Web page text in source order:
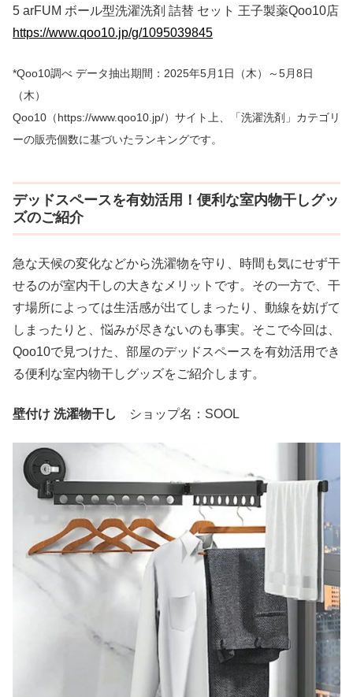
5 arFUM ボール型洗濯洗剤 詰替 セット 王子製薬Qoo10店
https://www.qoo10.jp/g/1095039845
*Qoo10調べ データ抽出期間：2025年5月1日（木）～5月8日
（木）
Qoo10（https://www.qoo10.jp/）サイト上、「洗濯洗剤」カテゴリ
ーの販売個数に基づいたランキングです。
デッドスペースを有効活用！便利な室内物干しグッ
ズのご紹介
急な天候の変化などから洗濯物を守り、時間も気にせず干
せるのが室内干しの大きなメリットです。その一方で、干
す場所によっては生活感が出てしまったり、動線を妨げて
しまったりと、悩みが尽きないのも事実。そこで今回は、
Qoo10で見つけた、部屋のデッドスペースを有効活用でき
る便利な室内物干しグッズをご紹介します。
壁付け 洗濯物干し ショップ名：SOOL